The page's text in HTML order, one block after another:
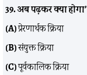
39. अब पढ़कर क्या
(A)प्रेरणार्थक क्रिया
(B)संयुक्त क्रिया
(C)पूर्वकालिक क्रिया